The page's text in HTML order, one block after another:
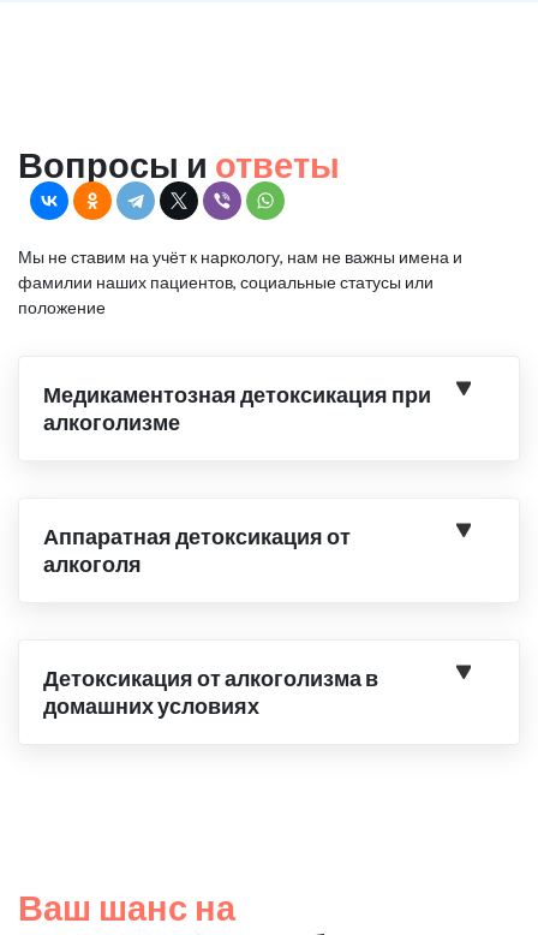
Вопросы и ответы
Мы не ставим на учёт к наркологу, нам не важны имена и
фамилии наших пациентов, социальные статусы или
положение
Медикаментозная детоксикация при
алкоголизме
Аппаратная детоксикация от
алкоголя
Детоксикация от алкоголизма в
домашних условиях
Ваш шанс на